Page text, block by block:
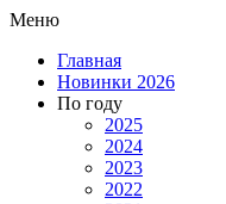
Меню
Главная
Новинки 2026
По году
2025
2024
2023
2022